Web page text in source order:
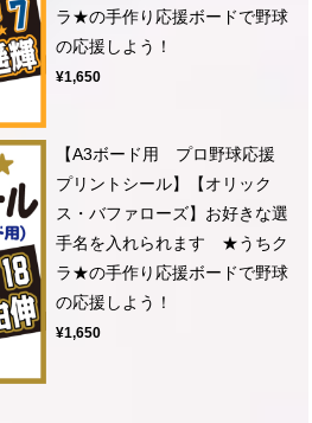
ラ★の手作り応援ボードで野球
の応援しよう！
¥1,650
【A3ボード用 プロ野球応援
プリントシール】【オリック
ス・バファローズ】お好きな選
手名を入れられます ★うちク
ラ★の手作り応援ボードで野球
の応援しよう！
¥1,650